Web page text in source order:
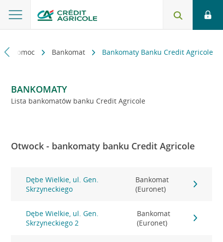
i pomoc Bankomat Bankomaty Banku Credit Agricole
BANKOMATY
Lista bankomatów banku Credit Agricole
Otwock - bankomaty banku Credit Agricole
Dębe Wielkie, ul. Gen.
Skrzyneckiego
Bankomat
(Euronet)
Dębe Wielkie, ul. Gen.
Skrzyneckiego 2
Bankomat
(Euronet)